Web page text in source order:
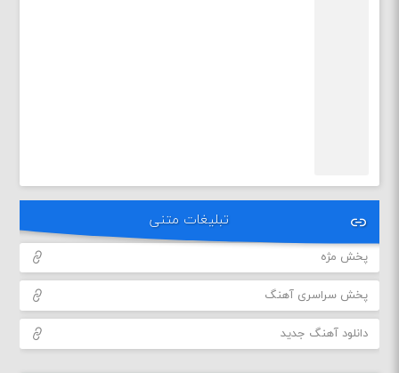
تبلیغات متنی
پخش مژه
پخش سراسری آهنگ
دانلود آهنگ جدید